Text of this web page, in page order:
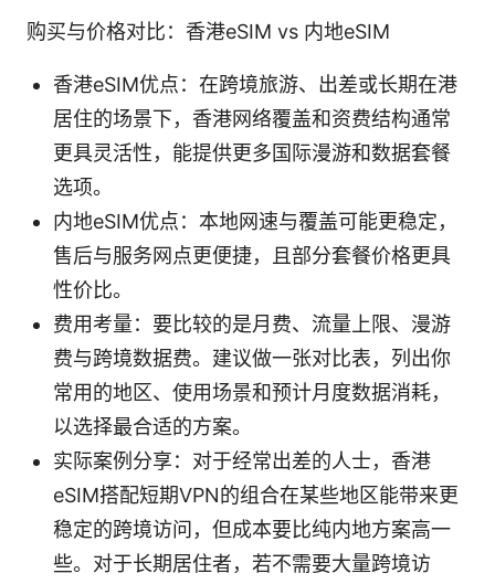
购买与价格对比：香港eSIM vs 内地eSIM
香港eSIM优点：在跨境旅游、出差或长期在港
居住的场景下，香港网络覆盖和资费结构通常
更具灵活性，能提供更多国际漫游和数据套餐
选项。
内地eSIM优点：本地网速与覆盖可能更稳定，
售后与服务网点更便捷，且部分套餐价格更具
性价比。
费用考量：要比较的是月费、流量上限、漫游
费与跨境数据费。建议做一张对比表，列出你
常用的地区、使用场景和预计月度数据消耗，
以选择最合适的方案。
实际案例分享：对于经常出差的人士，香港
eSIM搭配短期VPN的组合在某些地区能带来更
稳定的跨境访问，但成本要比纯内地方案高一
些。对于长期居住者，若不需要大量跨境访